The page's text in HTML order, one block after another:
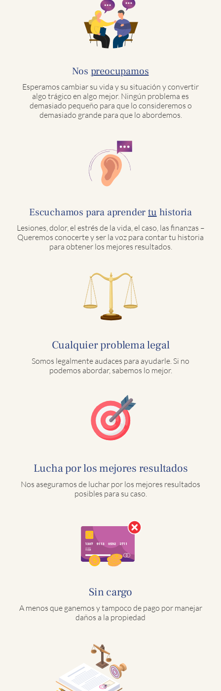
Nos preocupamos
Esperamos cambiar su vida y su situación y convertir
algo trágico en algo mejor. Ningún problema es
demasiado pequeño para que lo consideremos o
demasiado grande para que lo abordemos.
Escuchamos para aprendertu historia
Lesiones, dolor, el estrés de la vida, el caso, las finanzas –
Queremos conocerte y ser la voz para contar tu historia
para obtener los mejores resultados.
Cualquier problema legal
Somos legalmente audaces para ayudarle. Si no
podemos abordar, sabemos lo mejor.
Lucha por los mejores resultados
Nos aseguramos de luchar por los mejores resultados
posibles para su caso.
Sin cargo
A menos que ganemos y tampoco de pago por manejar
daños a la propiedad